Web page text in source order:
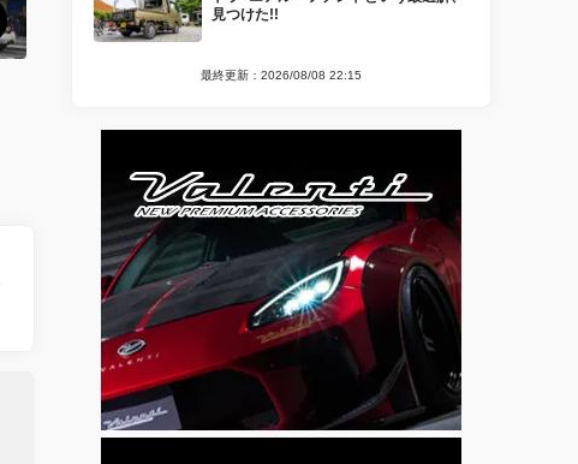
見つけた!!
最終更新：2026/08/08 22:15